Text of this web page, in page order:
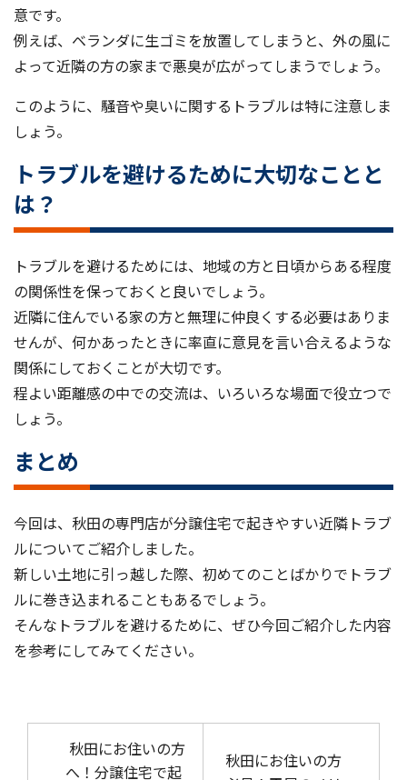
意です。
例えば、ベランダに生ゴミを放置してしまうと、外の風に
よって近隣の方の家まで悪臭が広がってしまうでしょう。
このように、騒音や臭いに関するトラブルは特に注意しま
しょう。
トラブルを避けるために大切なことと
は？
トラブルを避けるためには、地域の方と日頃からある程度
の関係性を保っておくと良いでしょう。
近隣に住んでいる家の方と無理に仲良くする必要はありま
せんが、何かあったときに率直に意見を言い合えるような
関係にしておくことが大切です。
程よい距離感の中での交流は、いろいろな場面で役立つで
しょう。
まとめ
今回は、秋田の専門店が分譲住宅で起きやすい近隣トラブ
ルについてご紹介しました。
新しい土地に引っ越した際、初めてのことばかりでトラブ
ルに巻き込まれることもあるでしょう。
そんなトラブルを避けるために、ぜひ今回ご紹介した内容
を参考にしてみてください。
投稿ナビゲーション
秋田にお住いの方
へ！分譲住宅で起
秋田にお住いの方